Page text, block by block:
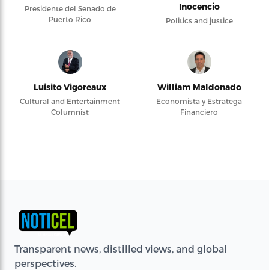
Presidente del Senado de
Puerto Rico
Inocencio
Politics and justice
Luisito Vigoreaux
Cultural and Entertainment
Columnist
William Maldonado
Economista y Estratega
Financiero
Transparent news, distilled views, and global
perspectives.